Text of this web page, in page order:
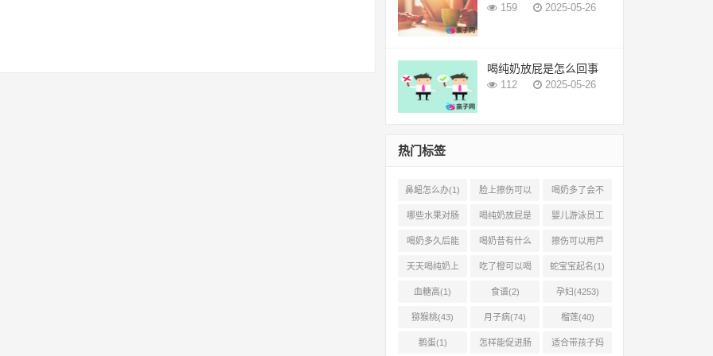
159 2025-05-26
喝纯奶放屁是怎么回事
112 2025-05-26
热门标签
鼻衄怎么办(1) 脸上擦伤可以
用芦荟吗(1)
喝奶多了会不
会上火(2)
哪些水果对肠
胃有好处(1)
喝纯奶放屁是
怎么回事(1)
婴儿游泳员工
怎样提成(2)
喝奶多久后能
吃柿子(2)
喝奶昔有什么
好处(1)
擦伤可以用芦
荟胶吗(1)
天天喝纯奶上
火吗(1)
吃了橙可以喝
椰奶吗(2)
蛇宝宝起名(1)
血糖高(1) 食谱(2) 孕妇(4253)
猕猴桃(43) 月子病(74) 榴莲(40)
鹅蛋(1) 怎样能促进肠 适合带孩子妈